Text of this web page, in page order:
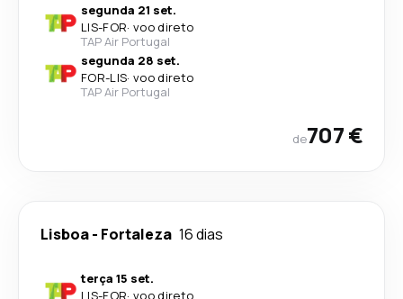
segunda 21 set.
LIS-FOR· voo direto
TAP Air Portugal
segunda 28 set.
FOR-LIS· voo direto
TAP Air Portugal
de707 €
Lisboa- Fortaleza 16 dias
terça 15 set.
LIS-FOR· voo direto